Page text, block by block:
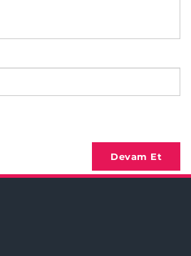
Devam Et